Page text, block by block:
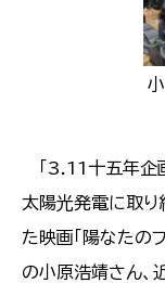
「3.11十五年企
太陽光発電に取り
た映画「陽なたの
の小原浩靖さん、